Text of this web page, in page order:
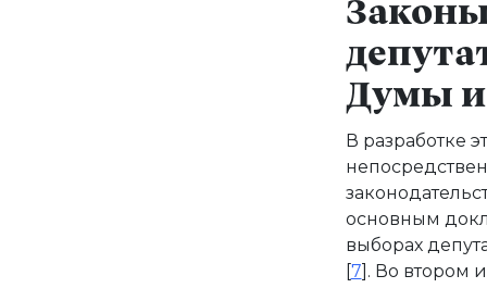
Законы
Думы и
В разработке
основным
выборах
[7]. Во втором